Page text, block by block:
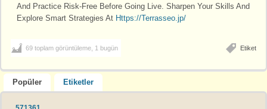
And Practice Risk-Free Before Going Live. Sharpen Your Skills And
Explore Smart Strategies At Https://Terrasseo.jp/
Etiket
69 toplam görüntüleme, 1 bugün
Popüler Etiketler